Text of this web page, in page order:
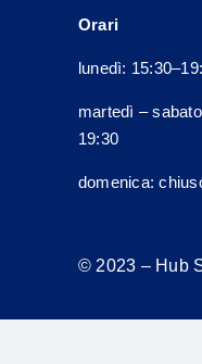
Orari
lunedì:
martedì –
19:30
domenica:
© 2023 – Hub